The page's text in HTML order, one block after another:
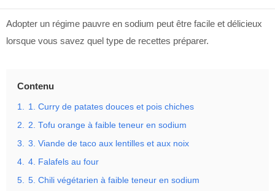
Adopter un régime pauvre en sodium peut être facile et délicieux
lorsque vous savez quel type de recettes préparer.
Contenu
1. 1. Curry de patates douces et pois chiches
2. 2. Tofu orange à faible teneur en sodium
3. 3. Viande de taco aux lentilles et aux noix
4. 4. Falafels au four
5. 5. Chili végétarien à faible teneur en sodium